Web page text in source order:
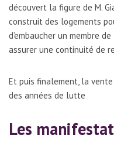
découvert la figure de M.
construit des logements
d’embaucher un membre
assurer une continuité de
Et puis finalement, la
des années de lutte
Les